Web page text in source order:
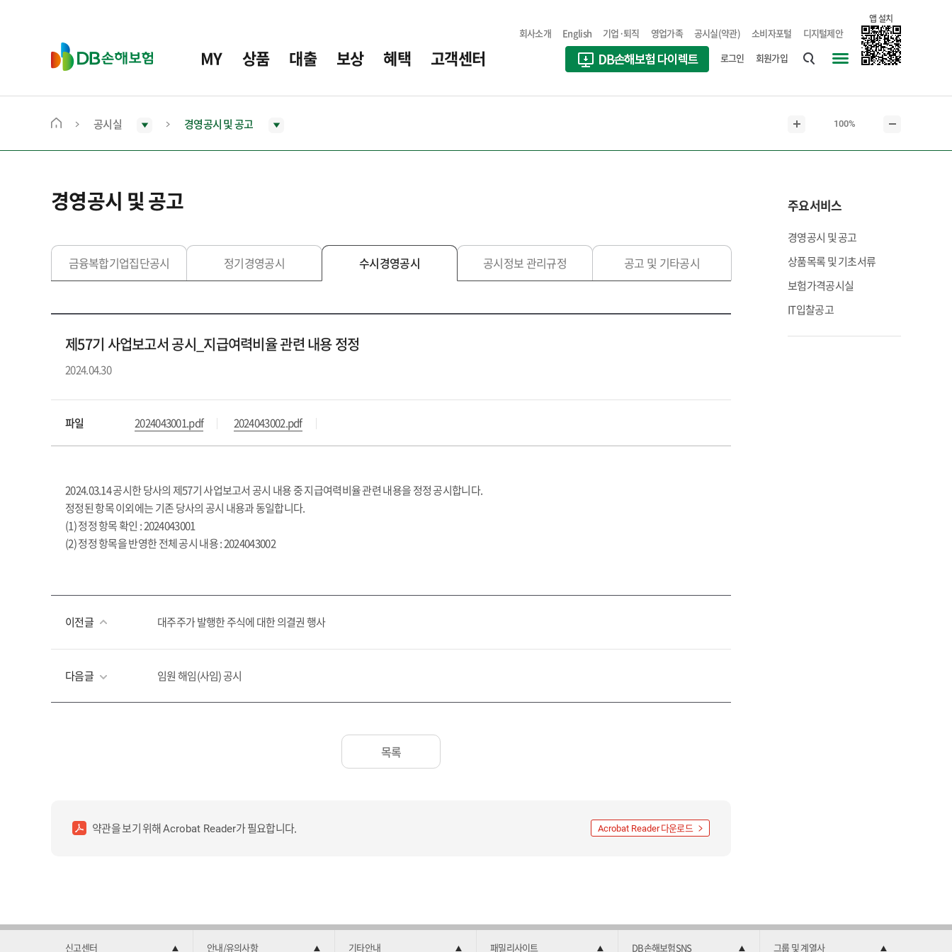
D
B
보
MY 상품 대출 보상 혜택 고객센터
회사소개 English 기업·퇴직 영업가족 공시실(약관) 소비자포털 디지털제안
앱 설치
로그인
회원가입
맵
메
으
로
동
공시실 경영공시 및 공고
본
문
현
기
100%
문
경영공시 및 공고
금융복합기업집단공시 정기경영공시 수시경영공시 공시정보 관리규정 공고 및 기타공시
제57기 사업보고서 공시_지급여력비율 관련 내용 정정
2024.04.30
파일 2024043001.pdf 2024043002.pdf
2024.03.14 공시한 당사의 제57기 사업보고서 공시 내용 중 지급여력비율 관련 내용을 정정 공시합니다.
정정된 항목 이외에는 기존 당사의 공시 내용과 동일합니다.
(1) 정정 항목 확인 : 2024043001
(2) 정정 항목을 반영한 전체 공시 내용 : 2024043002
이전글 대주주가 발행한 주식에 대한 의결권 행사
다음글 임원 해임(사임) 공시
목록
약관을 보기 위해Acrobat Reader가 필요합니다. Acrobat Reader다운로드
주요서비스
경영공시 및 공고
상품목록 및 기초서류
보험가격공시실
IT입찰공고
신고센터 안내/유의사항 기타안내 패밀리사이트 DB손해보험SNS 그룹 및 계열사